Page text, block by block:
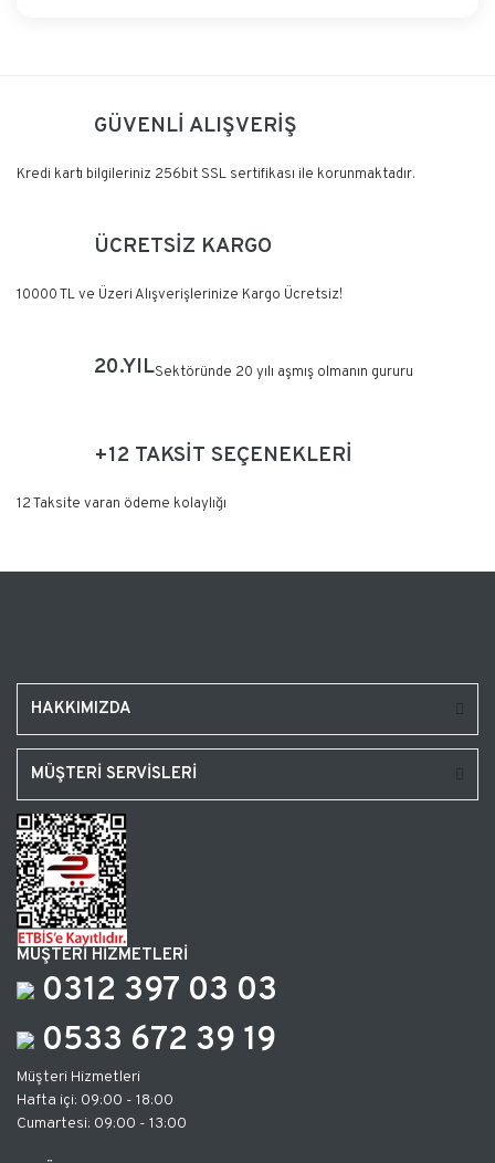
Yorum Yaz
GÜVENLİ ALIŞVERİŞ
Kredi kartı bilgileriniz 256bit SSL sertifikası ile korunmaktadır.
ÜCRETSİZ KARGO
10000 TL ve Üzeri Alışverişlerinize Kargo Ücretsiz!
20.YILSektöründe 20 yılı aşmış olmanın gururu
+12 TAKSİT SEÇENEKLERİ
12 Taksite varan ödeme kolaylığı
HAKKIMIZDA
MÜŞTERİ SERVİSLERİ
MÜŞTERİ HİZMETLERİ
0312 397 03 03
0533 672 39 19
Müşteri Hizmetleri
Hafta içi: 09:00 - 18:00
Cumartesi: 09:00 - 13:00